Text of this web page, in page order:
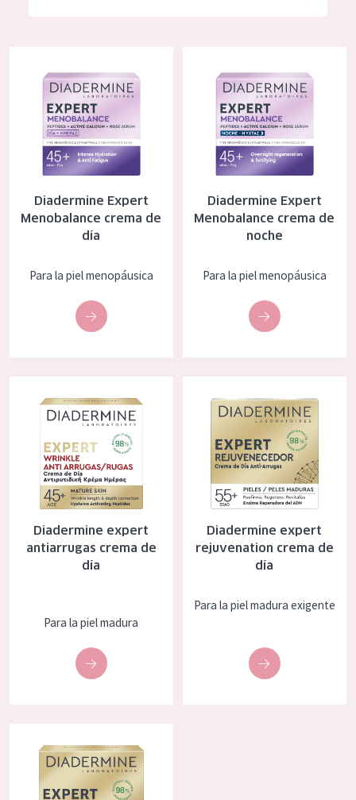
Regeneración
Firmeza
Piel menopáusica
TIPO DE PRODUCTO
Crema de día
Crema de noche
Crema de ojos
Limpieza
Essentials
Expert
TIPO DE PIEL
Piel sensible
Piel normal y seca
Piel madura
Piel expuesta al sol
Piel menopáusica
Todas las edades
Edad: de 35 a 55
Greek
Diadermine Expert
Menobalance crema de
día
Para la piel menopáusica
Diadermine Expert
Menobalance crema de
noche
Para la piel menopáusica
Diadermine expert
antiarrugas crema de
día
Para la piel madura
Diadermine expert
rejuvenation crema de
día
Para la piel madura exigente